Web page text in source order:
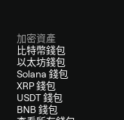
加密資產
比特幣錢包
以太坊錢包
Solana 錢包
XRP 錢包
USDT 錢包
BNB 錢包